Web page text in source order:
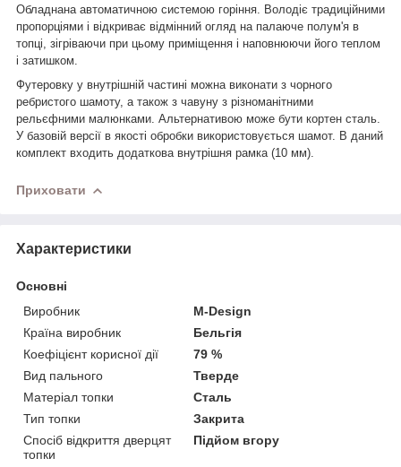
Обладнана автоматичною системою горіння. Володіє традиційними
пропорціями і відкриває відмінний огляд на палаюче полум'я в
топці, зігріваючи при цьому приміщення і наповнюючи його теплом
і затишком.
Футеровку у внутрішній частині можна виконати з чорного
ребристого шамоту, а також з чавуну з різноманітними
рельєфними малюнками. Альтернативою може бути кортен сталь.
У базовій версії в якості обробки використовується шамот. В даний
комплект входить додаткова внутрішня рамка (10 мм).
Приховати
Характеристики
Основні
Виробник
M-Design
Країна виробник
Бельгія
Коефіцієнт корисної дії
79 %
Вид пального
Тверде
Матеріал топки
Сталь
Тип топки
Закрита
Спосіб відкриття дверцят
топки
Підйом вгору